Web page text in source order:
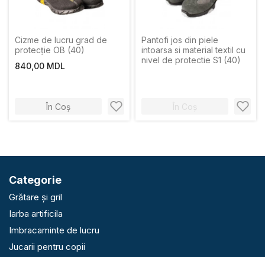
Cizme de lucru grad de
protecție OB (40)
840,00 MDL
În Coș
Pantofi jos din piele
intoarsa si material textil cu
nivel de protectie S1 (40)
În Coș
Categorie
Grătare și gril
Iarba artificila
Imbracaminte de lucru
Jucarii pentru copii